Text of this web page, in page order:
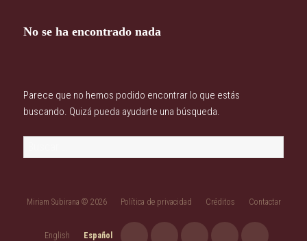
No se ha encontrado nada
Parece que no hemos podido encontrar lo que estás
buscando. Quizá pueda ayudarte una búsqueda.
Miriam Subirana © 2026 Política de privacidad Créditos Contactar
English Español